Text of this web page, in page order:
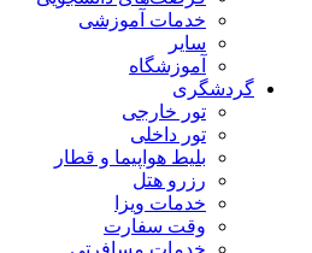
خدمات آموزشی
سایر
آموزشگاه
گردشگری
تور خارجی
تور داخلی
بلیط هواپیما و قطار
رزرو هتل
خدمات ویزا
وقت سفارت